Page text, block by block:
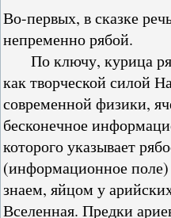
Во-первых, в сказке
непременно рябой.
По ключу, курица
как творческой силой
современной физики,
бесконечное
которого указывает
(информационное
знаем, яйцом у
Вселенная. Предки